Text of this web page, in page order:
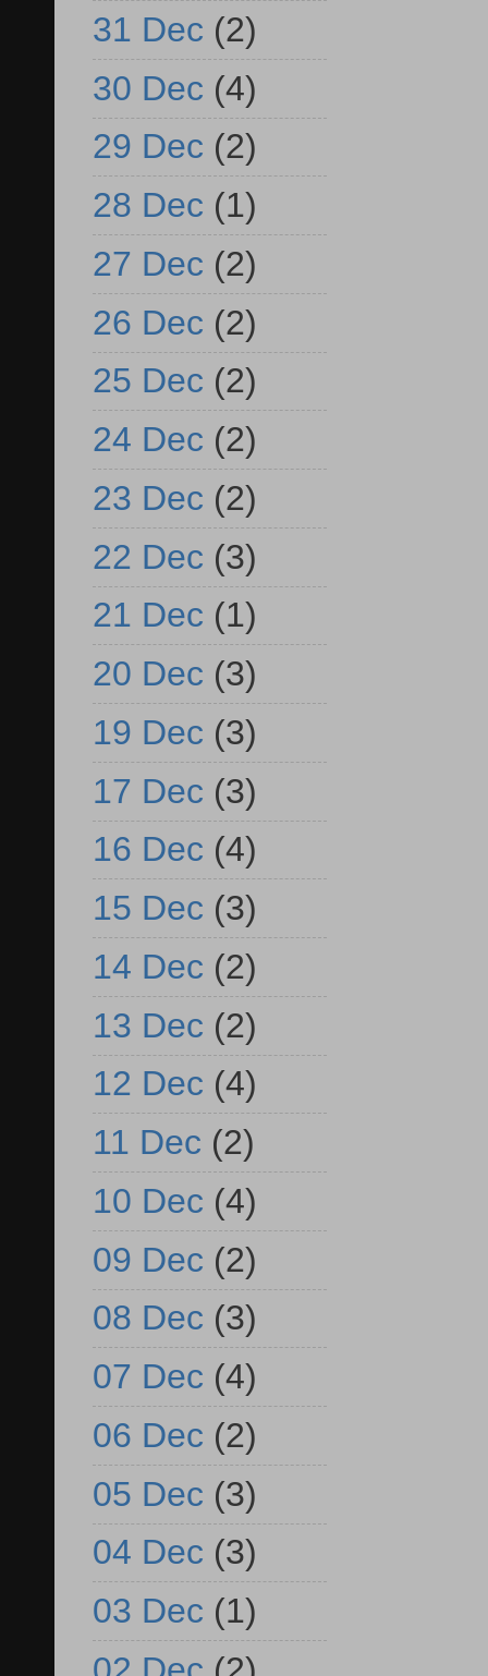
31 Dec (2)
30 Dec (4)
29 Dec (2)
28 Dec (1)
27 Dec (2)
26 Dec (2)
25 Dec (2)
24 Dec (2)
23 Dec (2)
22 Dec (3)
21 Dec (1)
20 Dec (3)
19 Dec (3)
17 Dec (3)
16 Dec (4)
15 Dec (3)
14 Dec (2)
13 Dec (2)
12 Dec (4)
11 Dec (2)
10 Dec (4)
09 Dec (2)
08 Dec (3)
07 Dec (4)
06 Dec (2)
05 Dec (3)
04 Dec (3)
03 Dec (1)